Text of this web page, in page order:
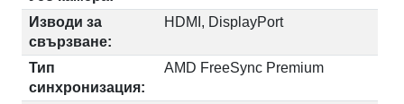
Изводи за
свързване:
HDMI, DisplayPort
Тип
синхронизация:
AMD FreeSync Premium